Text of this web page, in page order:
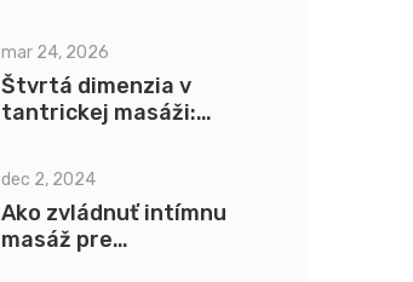
mar 24, 2026
Štvrtá dimenzia v
tantrickej masáži:
dec 2, 2024
Ako zvládnuť intímnu
masáž pre